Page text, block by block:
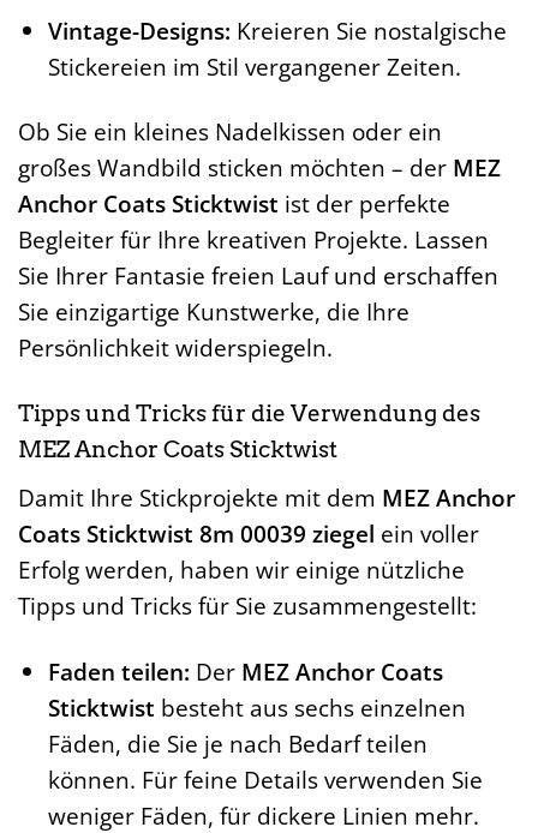
Vintage-Designs: Kreieren Sie nostalgische
Stickereien im Stil vergangener Zeiten.
Ob Sie ein kleines Nadelkissen oder ein
großes Wandbild sticken möchten – der MEZ
Anchor Coats Sticktwist ist der perfekte
Begleiter für Ihre kreativen Projekte. Lassen
Sie Ihrer Fantasie freien Lauf und erschaffen
Sie einzigartige Kunstwerke, die Ihre
Persönlichkeit widerspiegeln.
Tipps und Tricks für die Verwendung des
MEZ Anchor Coats Sticktwist
Damit Ihre Stickprojekte mit dem MEZ Anchor
Coats Sticktwist 8m 00039 ziegel ein voller
Erfolg werden, haben wir einige nützliche
Tipps und Tricks für Sie zusammengestellt:
Faden teilen: Der MEZ Anchor Coats
Sticktwist besteht aus sechs einzelnen
Fäden, die Sie je nach Bedarf teilen
können. Für feine Details verwenden Sie
weniger Fäden, für dickere Linien mehr.